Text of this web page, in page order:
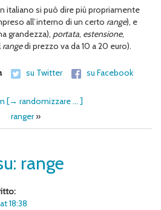
italiano si può dire più propriamente
all’interno di un certo range), e
grandezza), portata, estensione,
rangedi prezzo va da 10 a 20 euro).
su Twitter
su Facebook
[→ randomizzare … ]
ranger»
range
18:38